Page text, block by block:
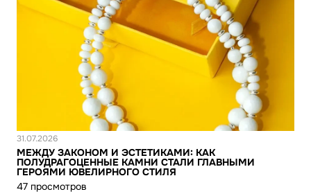
Новость
31.07.2026
МЕЖДУ ЗАКОНОМ И ЭСТЕТИКАМИ: КАК
ПОЛУДРАГОЦЕННЫЕ КАМНИ СТАЛИ ГЛАВНЫМИ
ГЕРОЯМИ ЮВЕЛИРНОГО СТИЛЯ
47 просмотров